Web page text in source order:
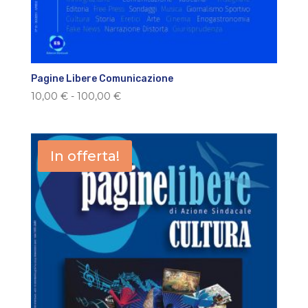
Pagine Libere Comunicazione
10,00 € - 100,00 €Fascia
da
10,00 €
a
100,00 €
In offerta!